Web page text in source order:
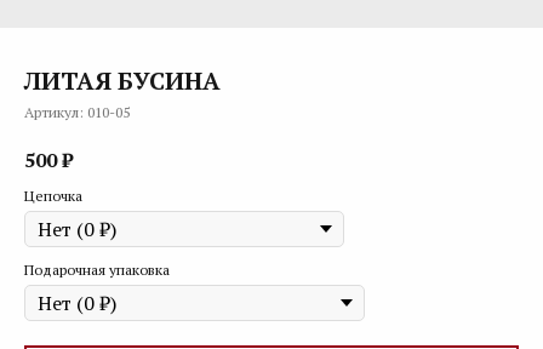
ЛИТАЯ БУСИНА
Артикул: 010-05
500₽
Цепочка
Подарочная упаковка